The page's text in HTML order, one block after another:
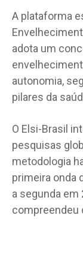
A plataforma
adota um
autonomia,
pilares da
O Elsi-Brasil
pesquisas
metodologia
primeira onda
a segunda em
compreendeu